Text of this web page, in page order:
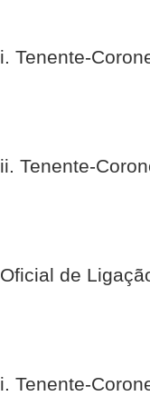
i. Tenente-
ii. Tenente-
Oficial de
i. Tenente-